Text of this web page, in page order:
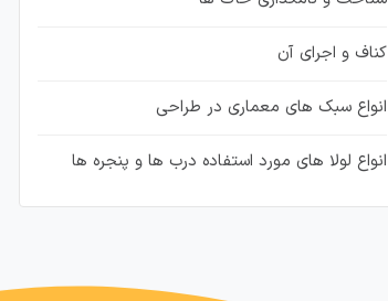
کناف و اجرای آن
انواع سبک های معماری در طراحی
انواع لولا های مورد استفاده درب ها و پنجره ها